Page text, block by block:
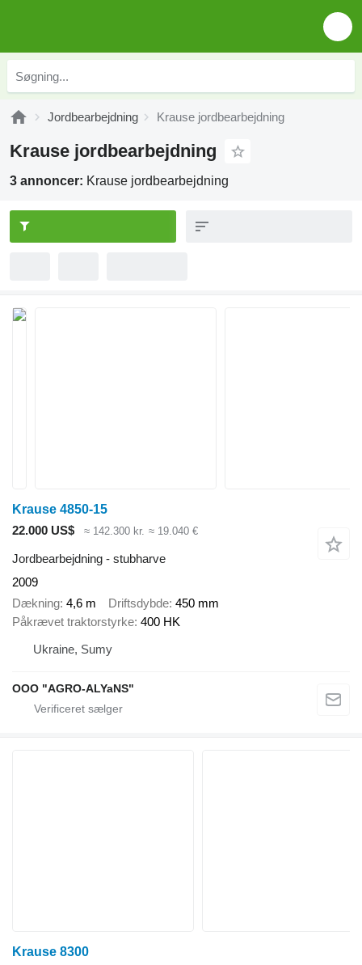
Jordbearbejdning Krause jordbearbejdning
Krause jordbearbejdning
3 annoncer: Krause jordbearbejdning
Krause 4850-15
22.000 US$
≈ 142.300 kr. ≈ 19.040 €
Jordbearbejdning - stubharve
2009
Dækning 4,6 m Driftsdybde 450 mm
Påkrævet traktorstyrke 400 HK
Ukraine, Sumy
OOO "AGRO-ALYaNS"
Krause 8300